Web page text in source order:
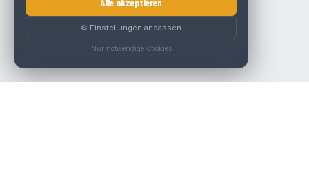
Alle akzeptieren
⚙️ Einstellungen anpassen
Nur notwendige Cookies